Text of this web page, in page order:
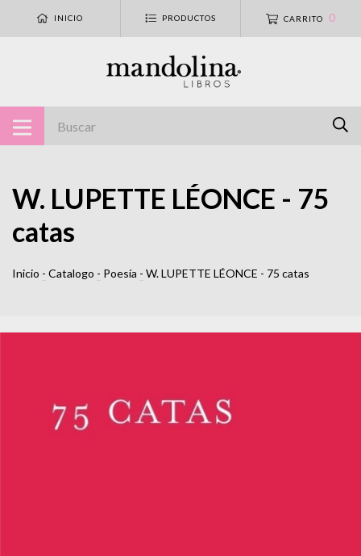
INICIO PRODUCTOS CARRITO 0
W. LUPETTE LÉONCE - 75
catas
Inicio - Catalogo - Poesía - W. LUPETTE LÉONCE - 75 catas